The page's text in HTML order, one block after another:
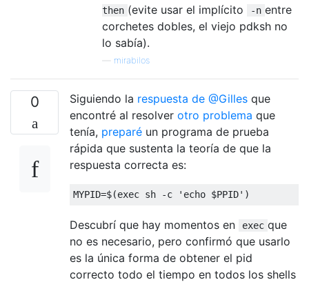
then (evite usar el implícito -n entre
corchetes dobles, el viejo pdksh no
lo sabía).
mirabilos
0 Siguiendo la respuesta de @Gilles que
encontré al resolver otro problema que
tenía, preparé un programa de prueba
rápida que sustenta la teoría de que la
respuesta correcta es:
MYPID=$(exec sh -c 'echo $PPID' )
Descubrí que hay momentos en exec que
no es necesario, pero confirmó que usarlo
es la única forma de obtener el pid
correcto todo el tiempo en todos los shells